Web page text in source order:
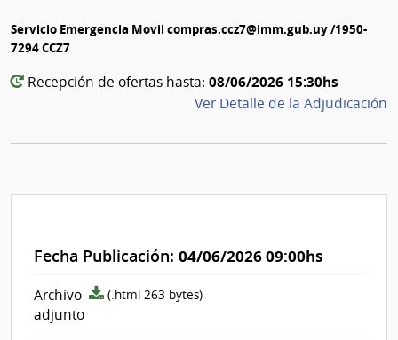
Servicio Emergencia Movil compras.ccz7@imm.gub.uy /1950-
7294 CCZ7
Recepción de ofertas hasta: 08/06/2026 15:30hs
Ver Detalle de la Adjudicación
Fecha Publicación: 04/06/2026 09:00hs
Archivo
adjunto
archivo
(.html 263 bytes)